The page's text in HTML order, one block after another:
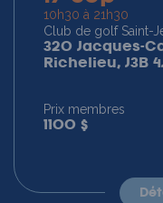
10h30 à 21h30
Club de golf Saint-
320 Jacques-
Richelieu, J3B
Prix membres
1100 $